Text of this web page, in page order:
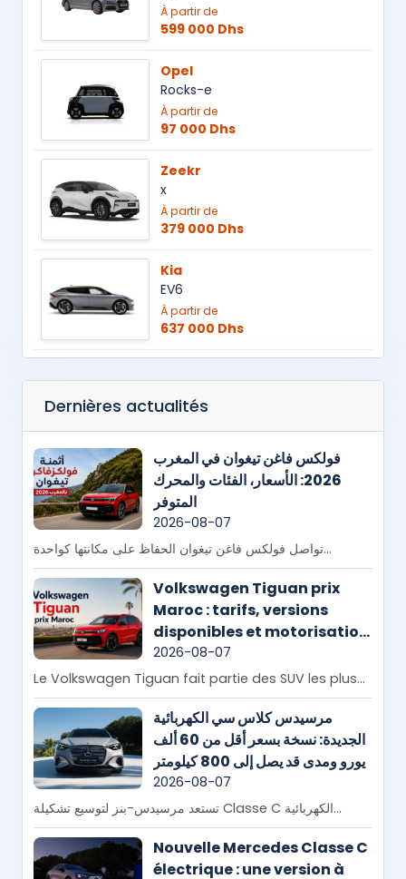
À partir de
599 000 Dhs
Opel
Rocks-e
À partir de
97 000 Dhs
Zeekr
x
À partir de
379 000 Dhs
Kia
EV6
À partir de
637 000 Dhs
Dernières actualités
فولكس فاغن تيغوان في المغرب
2026: الأسعار، الفئات والمحرك
المتوفر
2026-08-07
تواصل فولكس فاغن تيغوان الحفاظ على مكانتها كواحدة...
Volkswagen Tiguan prix
Maroc : tarifs, versions
disponibles et motorisation
en 2026
2026-08-07
Le Volkswagen Tiguan fait partie des SUV les plus...
مرسيدس كلاس سي الكهربائية
الجديدة: نسخة بسعر أقل من 60 ألف
يورو ومدى قد يصل إلى 800 كيلومتر
2026-08-07
تستعد مرسيدس-بنز لتوسيع تشكيلة Classe C الكهربائية...
Nouvelle Mercedes Classe C
électrique : une version à